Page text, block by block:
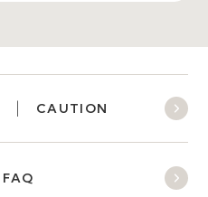
CAUTION
FAQ